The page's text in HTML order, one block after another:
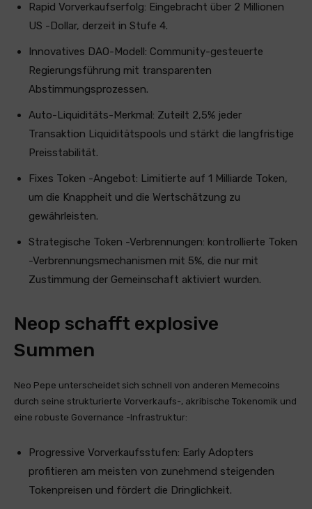
Rapid Vorverkaufserfolg: Eingebracht über 2 Millionen
US -Dollar, derzeit in Stufe 4.
Innovatives DAO-Modell: Community-gesteuerte
Regierungsführung mit transparenten
Abstimmungsprozessen.
Auto-Liquiditäts-Merkmal: Zuteilt 2,5% jeder
Transaktion Liquiditätspools und stärkt die langfristige
Preisstabilität.
Fixes Token -Angebot: Limitierte auf 1 Milliarde Token,
um die Knappheit und die Wertschätzung zu
gewährleisten.
Strategische Token -Verbrennungen: kontrollierte Token
-Verbrennungsmechanismen mit 5%, die nur mit
Zustimmung der Gemeinschaft aktiviert wurden.
Neop schafft explosive
Summen
Neo Pepe unterscheidet sich schnell von anderen Memecoins
durch seine strukturierte Vorverkaufs-, akribische Tokenomik und
eine robuste Governance -Infrastruktur:
Progressive Vorverkaufsstufen: Early Adopters
profitieren am meisten von zunehmend steigenden
Tokenpreisen und fördert die Dringlichkeit.